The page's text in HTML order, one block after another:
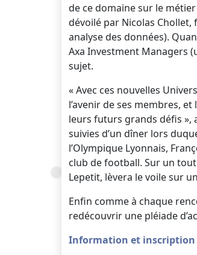
de ce domaine sur le
dévoilé par Nicolas
analyse des données).
Axa Investment Managers
sujet.
« Avec ces nouvelles
l’avenir de ses membres,
leurs futurs grands défis »,
suivies d’un dîner lors
l’Olympique Lyonnais,
club de football. Sur un
Lepetit, lèvera le voile sur
Enfin comme à chaque
redécouvrir une pléiade
Information et inscription